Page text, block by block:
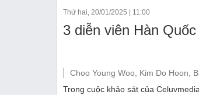
Thị trường
Thứ hai, 20/01/2025 11:00
3 diễn viên Hàn
Choo Young Woo, Kim Do Hoon,
Trong cuộc khảo sát của